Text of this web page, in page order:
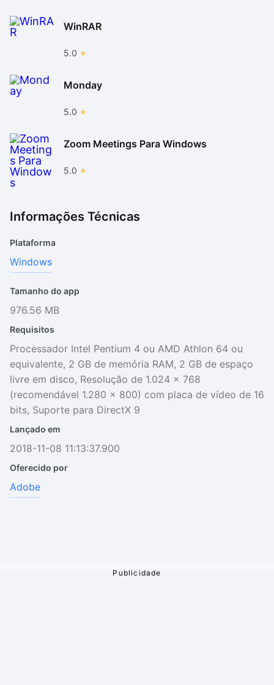
WinRAR
5.0
Monday
5.0
Zoom Meetings Para Windows
5.0
Informações Técnicas
Plataforma
Windows
Tamanho do app
976.56 MB
Requisitos
Processador Intel Pentium 4 ou AMD Athlon 64 ou
equivalente, 2 GB de memória RAM, 2 GB de espaço
livre em disco, Resolução de 1.024 x 768
(recomendável 1.280 x 800) com placa de vídeo de 16
bits, Suporte para DirectX 9
Lançado em
2018-11-08 11:13:37.900
Oferecido por
Adobe